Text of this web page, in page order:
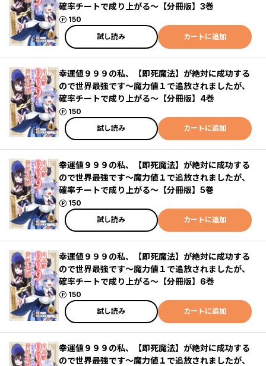
確率チートで成り上がる～【分冊版】3巻
150
ポイント
試し読み
カートに追加
幸運値９９９の私、【即死魔法】が絶対に成功する
ので世界最強です～魔力値１で追放されましたが、
確率チートで成り上がる～【分冊版】4巻
150
ポイント
試し読み
カートに追加
幸運値９９９の私、【即死魔法】が絶対に成功する
ので世界最強です～魔力値１で追放されましたが、
確率チートで成り上がる～【分冊版】5巻
150
ポイント
試し読み
カートに追加
幸運値９９９の私、【即死魔法】が絶対に成功する
ので世界最強です～魔力値１で追放されましたが、
確率チートで成り上がる～【分冊版】6巻
150
ポイント
試し読み
カートに追加
幸運値９９９の私、【即死魔法】が絶対に成功する
ので世界最強です～魔力値１で追放されましたが、